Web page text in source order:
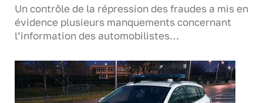
Un contrôle de la répression des fraudes a mis en
évidence plusieurs manquements concernant
l’information des automobilistes…